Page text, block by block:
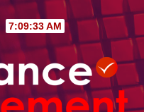
7:09:34 AM